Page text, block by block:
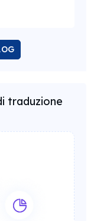
traduzione